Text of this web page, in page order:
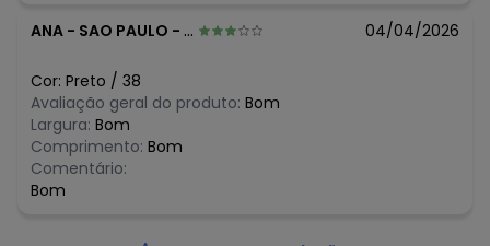
ANA - SAO PAULO - SP 04/04/2026
Cor: Preto / 38
Avaliação geral do produto: Bom
Largura: Bom
Comprimento: Bom
Comentário:
Bom